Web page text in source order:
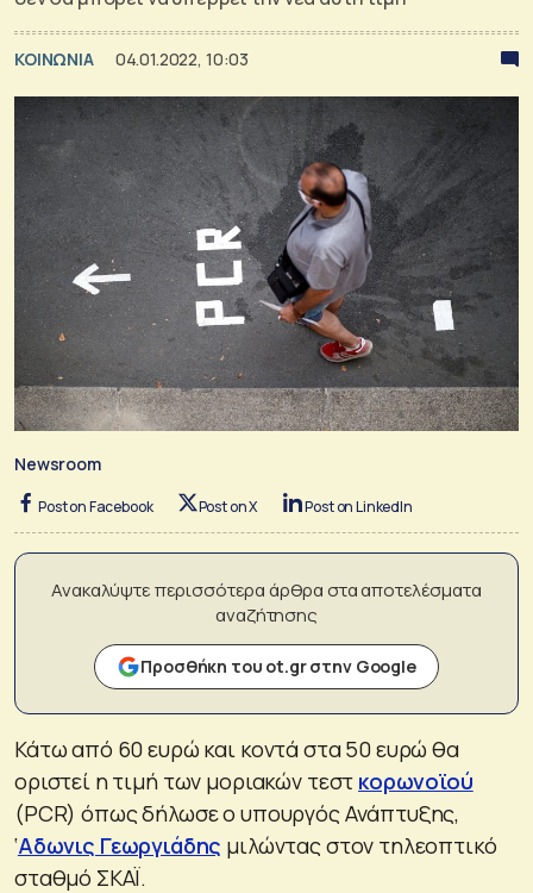
ΚΟΙΝΩΝΙΑ 04.01.2022, 10:03
Newsroom
Post on Facebook Post on X Post on LinkedIn
Ανακαλύψτε περισσότερα άρθρα στα αποτελέσματα
αναζήτησης
Προσθήκη του ot.gr στην Google
Κάτω από 60 ευρώ και κοντά στα 50 ευρώ θα
οριστεί η τιμή των μοριακών τεστ κορωνοϊού
(PCR) όπως δήλωσε ο υπουργός Ανάπτυξης,
‘Αδωνις Γεωργιάδης μιλώντας στον τηλεοπτικό
σταθμό ΣΚΑΪ.